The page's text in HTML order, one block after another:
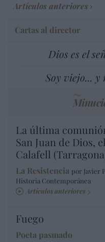
Artículos anteriores
Cartas al director
Dios es el
Soy viejo...
La última
San Juan de Dios,
Calafell
La Resistencia por Javier
Historia Contemporánea
Artículos anteriores
Fuego
Poeta pasmado